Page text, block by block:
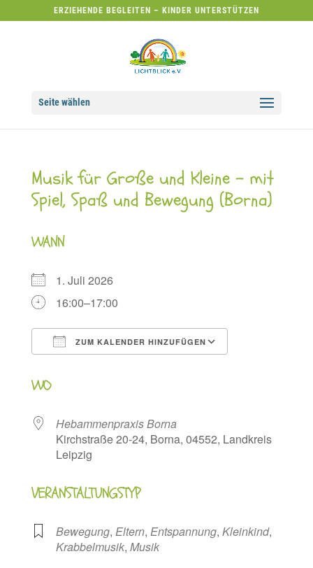
ERZIEHENDE BEGLEITEN – KINDER UNTERSTÜTZEN
Seite wählen
Musik für Große und Kleine – mit
Spiel, Spaß und Bewegung (Borna)
WANN
1. Juli 2026
16:00–17:00
ZUM KALENDER HINZUFÜGEN
WO
Hebammenpraxis Borna
Kirchstraße 20-24, Borna, 04552, Landkreis
Leipzig
VERANSTALTUNGSTYP
Bewegung, Eltern, Entspannung, Kleinkind,
Krabbelmusik, Musik